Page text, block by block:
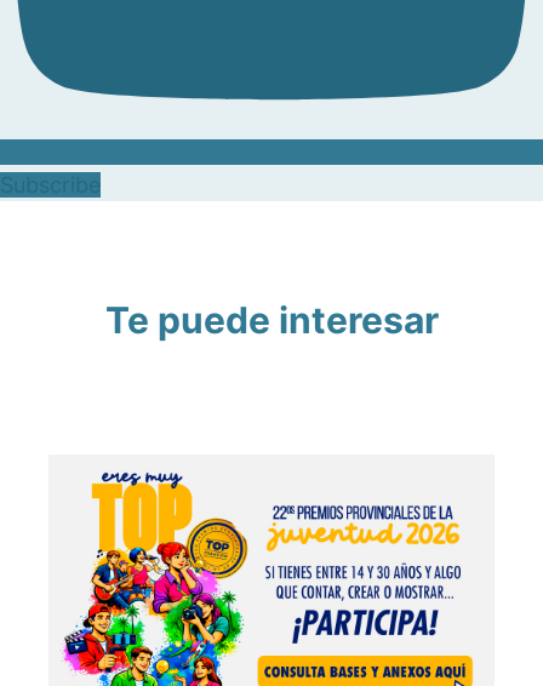
Te puede interesar